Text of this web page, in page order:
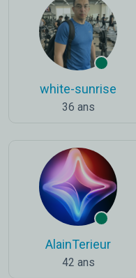
white-sunrise
36 ans
AlainTerieur
42 ans